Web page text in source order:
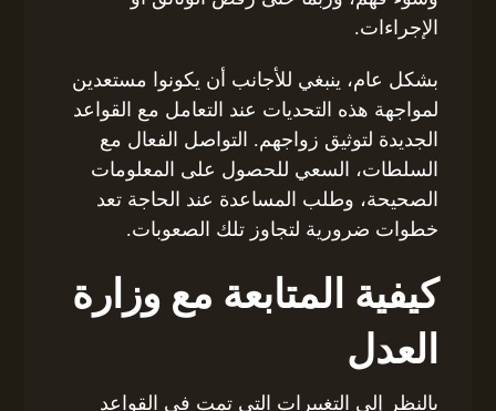
الإجراءات.
بشكل عام، ينبغي للأجانب أن يكونوا مستعدين
لمواجهة هذه التحديات عند التعامل مع القواعد
الجديدة لتوثيق زواجهم. التواصل الفعال مع
السلطات، السعي للحصول على المعلومات
الصحيحة، وطلب المساعدة عند الحاجة تعد
خطوات ضرورية لتجاوز تلك الصعوبات.
كيفية المتابعة مع وزارة
العدل
بالنظر إلى التغييرات التي تمت في القواعد